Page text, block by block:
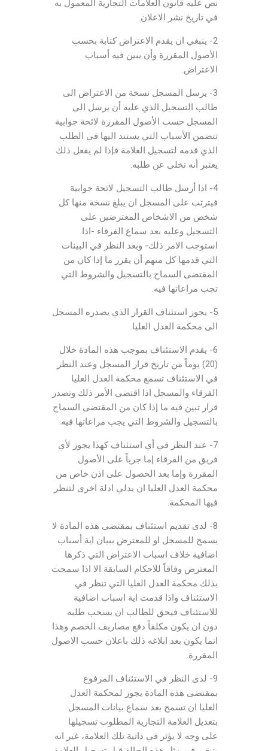
نص عليه قانون العلامات التجارية المعمول به
في تاريخ نشر الاعلان.
2- ينبغي ان يقدم الاعتراض كتابة بحسب
الأصول المقررة وأن يبين فيه أسباب
الاعتراض.
3- يرسل المسجل نسخة من الاعتراض الى
طالب التسجيل الذي عليه أن يرسل الى
المسجل حسب الأصول المقررة لائحة جوابية
تتضمن الأسباب التي يستند اليها في الطلب
الذي قدمه لتسجيل العلامة فإذا لم يفعل ذلك
يعتبر أنه تخلى عن طلبه.
4- اذا أرسل طالب التسجيل لائحة جوابية
فيترتب على المسجل ان يبلغ نسخة منها كل
شخص من الاشخاص المعترضين على
التسجيل وعليه بعد سماع الفرقاء -اذا
استوجب الامر ذلك- وبعد النظر في البينات
التي قدمها كل منهم أن يقرر ما إذا كان من
المقتضى السماح بالتسجيل والشروط التي
تجب مراعاتها فيه.
5- يجوز استئناف القرار الذي يصدره المسجل
الى محكمة العدل العليا.
6- يقدم الاستئناف بموجب هذه المادة خلال
(20) يوماً من تاريخ قرار المسجل وعند النظر
في الاستئناف تسمع محكمة العدل العليا
الفرقاء والمسجل اذا اقتضى الأمر ذلك وتصدر
قرار تبين فيه ما إذا كان من المقتضى السماح
بالتسجيل والشروط التي يجب مراعاتها فيه.
7- عند النظر في أي استئناف كهذا يجوز لأي
فريق من الفرقاء إما جرياً على الأصول
المقررة وإما بعد الحصول على اذن خاص من
محكمة العدل العليا ان يدلي ادلة اخرى لتنظر
فيها المحكمة.
8- لدى تقديم استئناف بمقتضى هذه المادة لا
يسمح للمسجل او للمعترض ببيان اية أسباب
اضافية خلاف اسباب الاعتراض التي ذكرها
المعترض وفاقاً للاحكام السابقة الا اذا سمحت
بذلك محكمة العدل العليا التي تنظر في
الاستئناف واذا قدمت اية اسباب اضافية
للاستئناف فيحق للطالب ان يسحب طلبه
دون ان يكون مكلفاً دفع مصاريف الخصم وهذا
انما يكون بعد ابلاغه ذلك باعلان حسب الاصول
المقررة.
9- لدى النظر في الاستئناف المرفوع
بمقتضى هذه المادة يجوز لمحكمة العدل
العليا ان تسمح بعد سماع بيانات المسجل
بتعديل العلامة التجارية المطلوب تسجيلها
على وجه لا يؤثر في ذاتية تلك العلامة، غير انه